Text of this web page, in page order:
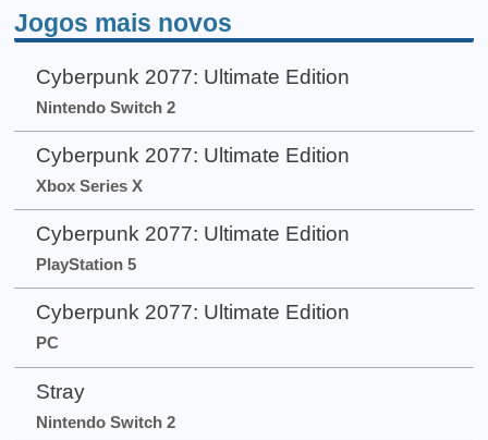
Jogos mais novos
Cyberpunk 2077: Ultimate Edition
Nintendo Switch 2
Cyberpunk 2077: Ultimate Edition
Xbox Series X
Cyberpunk 2077: Ultimate Edition
PlayStation 5
Cyberpunk 2077: Ultimate Edition
PC
Stray
Nintendo Switch 2